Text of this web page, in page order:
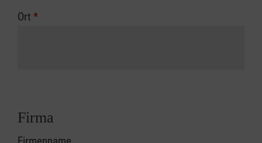
Ort *
Firma